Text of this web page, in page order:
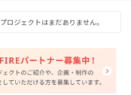
ロジェクトはまだありません。